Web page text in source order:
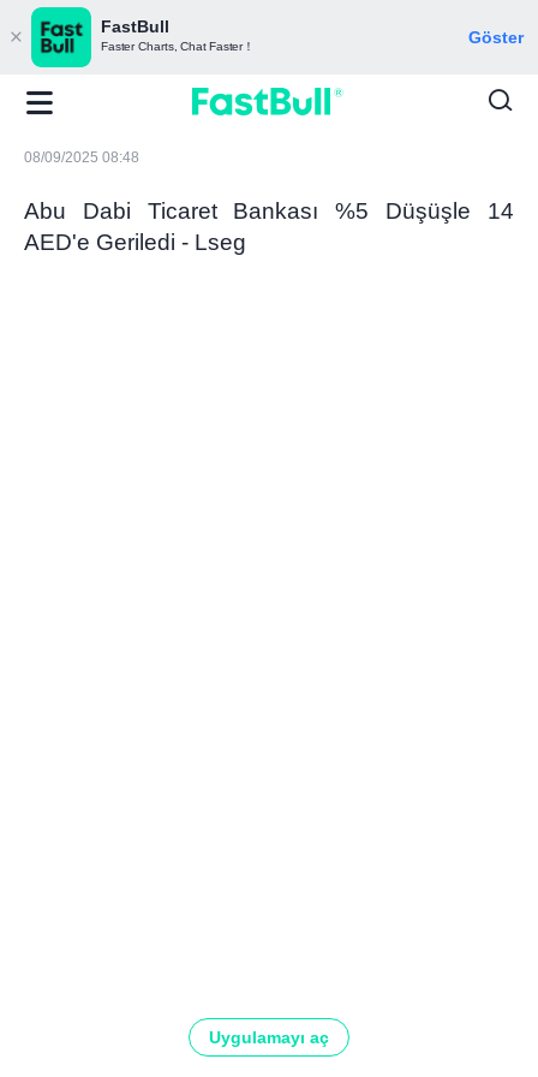
FastBull
Faster Charts, Chat Faster！ Göster
08/09/2025 08:48
Abu Dabi Ticaret Bankası %5 Düşüşle 14
AED'e Geriledi - Lseg
Uygulamayı aç